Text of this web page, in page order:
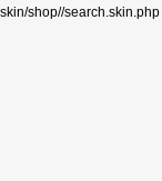
skin/shop//